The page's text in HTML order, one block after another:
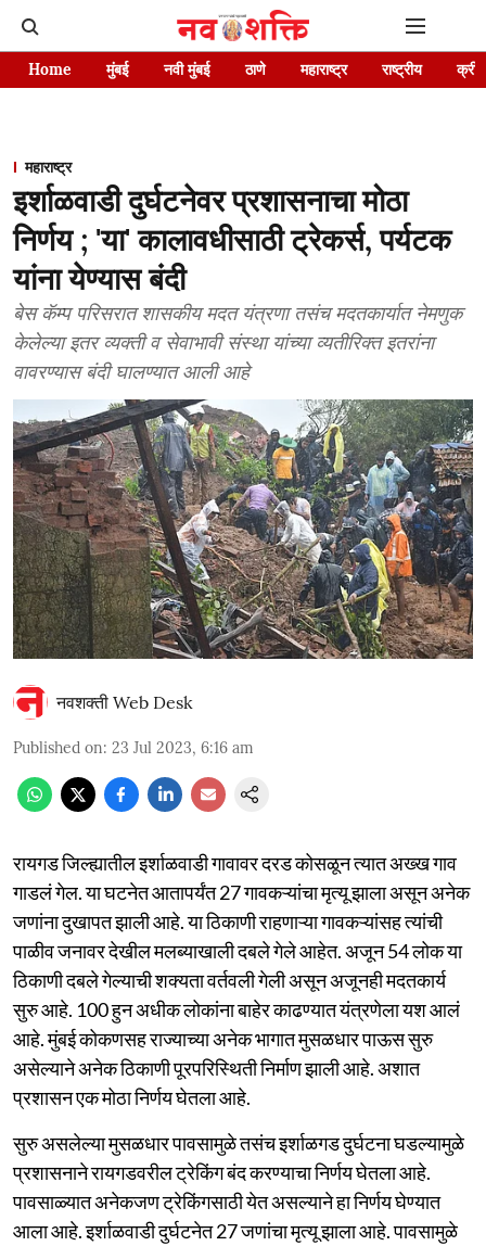
Home मुंबई नवी मुंबई ठाणे महाराष्ट्र राष्ट्रीय
महाराष्ट्र
इर्शाळवाडी दुर्घटनेवर प्रशासनाचा मोठा
निर्णय ; 'या' कालावधीसाठी ट्रेकर्स, पर्यटक
यांना येण्यास बंदी
बेस कॅम्प परिसरात शासकीय मदत यंत्रणा तसंच मदतकार्यात नेमणुक
केलेल्या इतर व्यक्ती व सेवाभावी संस्था यांच्या व्यतीरिक्त इतरांना
वावरण्यास बंदी घालण्यात आली आहे
नवशक्ती Web Desk
Published on: 23 Jul 2023, 6:16 am
रायगड जिल्ह्यातील इर्शाळवाडी गावावर दरड कोसळून त्यात अख्ख गाव
गाडलं गेल. या घटनेत आतापर्यंत 27 गावकऱ्यांचा मृत्यू झाला असून अनेक
जणांना दुखापत झाली आहे. या ठिकाणी राहणाऱ्या गावकऱ्यांसह त्यांची
पाळीव जनावर देखील मलब्याखाली दबले गेले आहेत. अजून 54 लोक या
ठिकाणी दबले गेल्याची शक्यता वर्तवली गेली असून अजूनही मदतकार्य
सुरु आहे. 100 हुन अधीक लोकांना बाहेर काढण्यात यंत्रणेला यश आलं
आहे. मुंबई कोकणसह राज्याच्या अनेक भागात मुसळधार पाऊस सुरु
असेल्याने अनेक ठिकाणी पूरपरिस्थिती निर्माण झाली आहे. अशात
प्रशासन एक मोठा निर्णय घेतला आहे.
सुरु असलेल्या मुसळधार पावसामुळे तसंच इर्शाळगड दुर्घटना घडल्यामुळे
प्रशासनाने रायगडवरील ट्रेकिंग बंद करण्याचा निर्णय घेतला आहे.
पावसाळ्यात अनेकजण ट्रेकिंगसाठी येत असल्याने हा निर्णय घेण्यात
आला आहे. इर्शाळवाडी दुर्घटनेत 27 जणांचा मृत्यू झाला आहे. पावसामुळे